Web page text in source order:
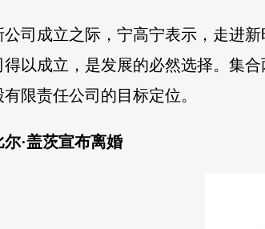
公司成立之际，宁高宁表示，走进
得以成立，是发展的必然选择。集
限责任公司的目标定位。
尔·盖茨宣布离婚